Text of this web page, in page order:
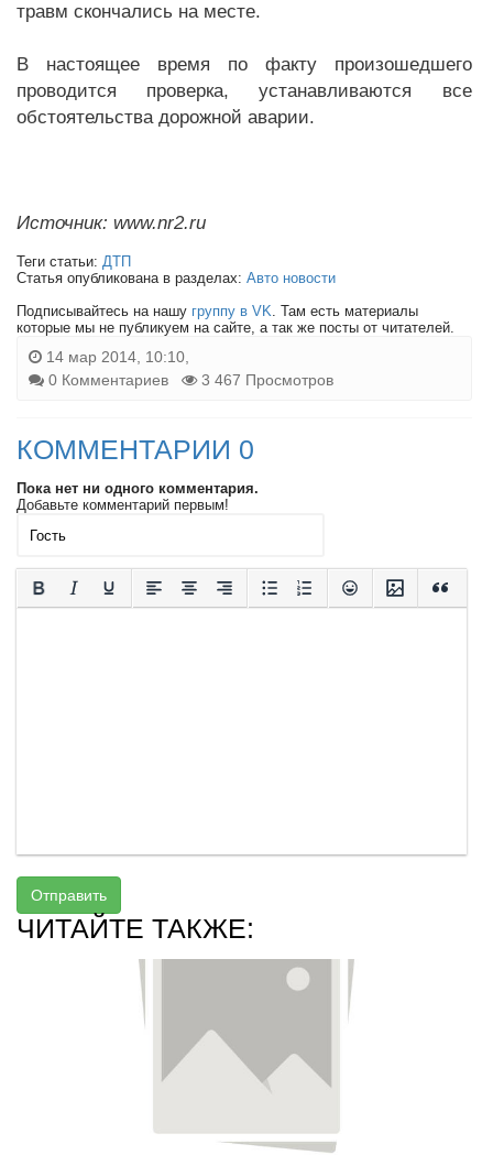
травм скончались на месте.
В настоящее время по факту произошедшего
проводится проверка, устанавливаются все
обстоятельства дорожной аварии.
Источник: www.nr2.ru
Теги статьи: ДТП
Статья опубликована в разделах: Авто новости
Подписывайтесь на нашу группу в VK. Там есть материалы
которые мы не публикуем на сайте, а так же посты от читателей.
14 мар 2014, 10:10,
0 Комментариев
3 467 Просмотров
КОММЕНТАРИИ 0
Пока нет ни одного комментария.
Добавьте комментарий первым!
Отправить
ЧИТАЙТЕ ТАКЖЕ: